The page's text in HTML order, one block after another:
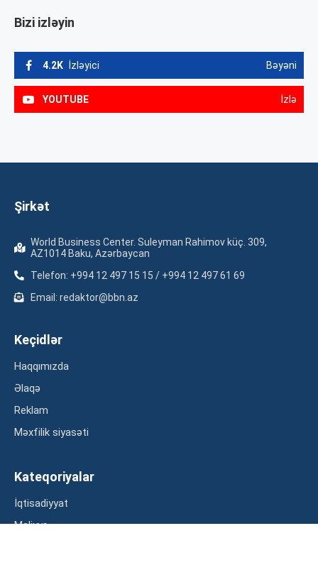
Bizi izləyin
4.2K İzləyici Bəyəni
YOUTUBE İzlə
Şirkət
World Business Center. Suleyman Rahimov küç. 309,
AZ1014 Baku, Azərbaycan
Telefon: +994 12 497 15 15 / +994 12 497 61 69
Email: redaktor@bbn.az
Keçidlər
Haqqımızda
Əlaqə
Reklam
Məxfilik siyasəti
Kateqoriyalar
İqtisadiyyat
Maliyyə